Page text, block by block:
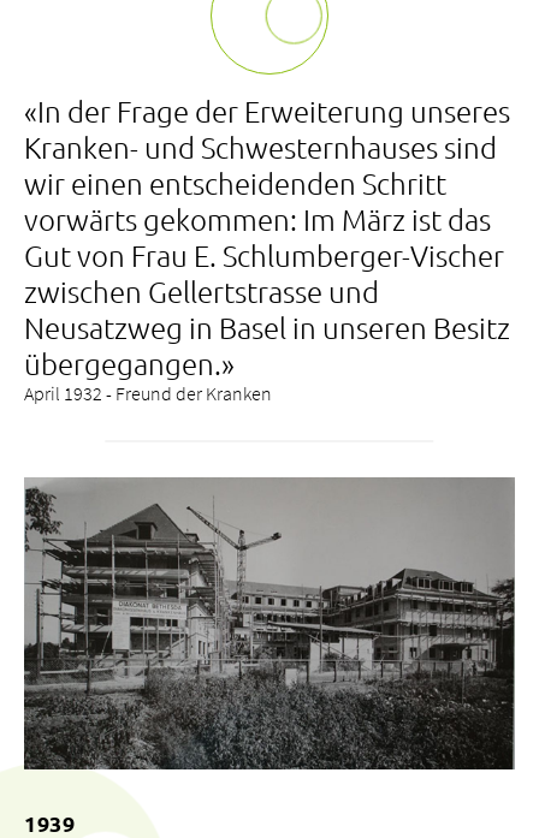
«In der Frage der Erweiterung unseres
Kranken- und Schwesternhauses sind
wir einen entscheidenden Schritt
vorwärts gekommen: Im März ist das
Gut von Frau E. Schlumberger-Vischer
zwischen Gellertstrasse und
Neusatzweg in Basel in unseren Besitz
übergegangen.»
April 1932 - Freund der Kranken
1939